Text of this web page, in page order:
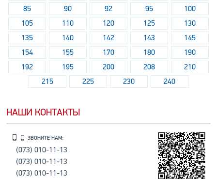
85
90 92 95
100
105
110 120 125
130
135
140 142 143
145
154
155 170 180
190
192
195 200 208
210
215
225 230 240
НАШИ КОНТАКТЫ
ЗВОНИТЕ НАМ:
(073) 010-11-13
(073) 010-11-13
(073) 010-11-13